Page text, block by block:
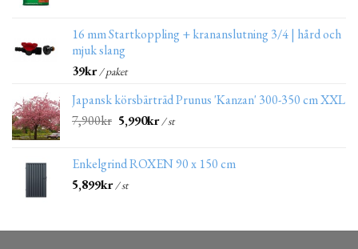
16 mm Startkoppling + krananslutning 3/4 | hård och
mjuk slang
39kr/ paket
Japansk körsbärträd Prunus 'Kanzan' 300-350 cm XXL
7,900kr 5,990kr/ st
Enkelgrind ROXEN 90 x 150 cm
5,899kr/ st